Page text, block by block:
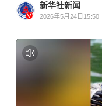
新华社新闻
2026年5月24日15:50